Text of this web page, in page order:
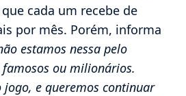
cada um recebe de
por mês. Porém, informa
estamos nessa pelo
ou milionários.
jogo, e queremos continuar